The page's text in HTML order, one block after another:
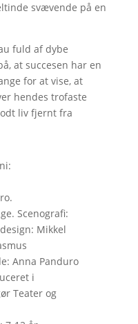
svævende på en
fuld af dybe
at succesen har en
for at vise, at
hendes trofaste
liv fjernt fra
Scenografi:
Mikkel
Anna Panduro
i
Teater og